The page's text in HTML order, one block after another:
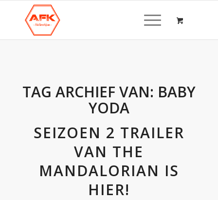
TAG ARCHIEF VAN: BABY
YODA
SEIZOEN 2 TRAILER
VAN THE
MANDALORIAN IS
HIER!